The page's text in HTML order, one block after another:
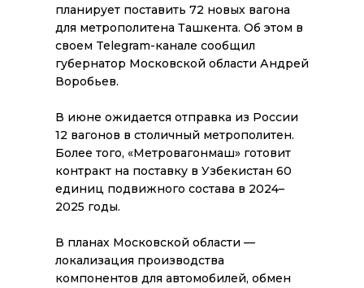
планирует поставить 72 новых вагона
для метрополитена Ташкента. Об этом в
своем Telegram-канале сообщил
губернатор Московской области Андрей
Воробьев.
В июне ожидается отправка из России
12 вагонов в столичный метрополитен.
Более того, «Метровагонмаш» готовит
контракт на поставку в Узбекистан 60
единиц подвижного состава в 2024–
2025 годы.
В планах Московской области —
локализация производства
компонентов для автомобилей, обмен